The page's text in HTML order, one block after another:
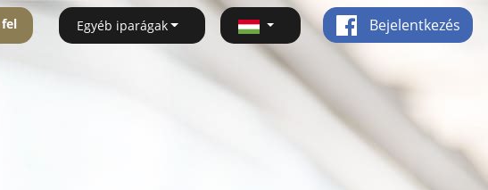
Egyéb iparágak Bejelentkezés